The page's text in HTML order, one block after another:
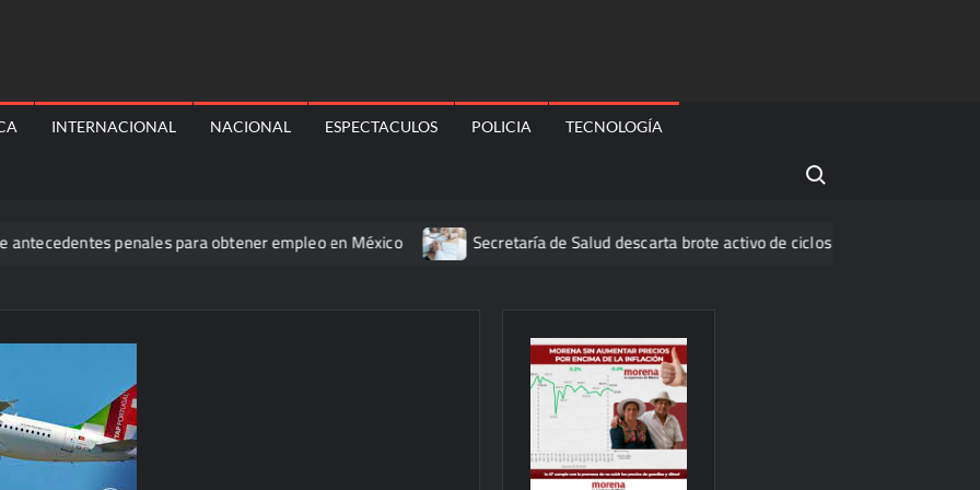
INTERNACIONAL NACIONAL ESPECTACULOS POLICIA TECNOLOGÍA
Search for:
penales para obtener empleo en México Secretaría de Salud descarta brote activo de ciclosporiasis en México y pide